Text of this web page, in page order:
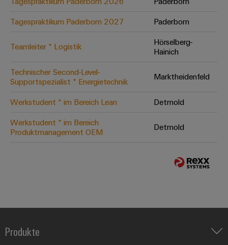
Tagespraktikum Paderborn 2027
Paderborn
Teamleiter * Logistik
Hörselberg-
Hainich
Technischer Second-Level-
Supportspezialist * Energietechnik
Marktheidenfeld
Werkstudent * im Bereich Lean
Detmold
Werkstudent * im Bereich
Produktmanagement OEM
Detmold
Produkte